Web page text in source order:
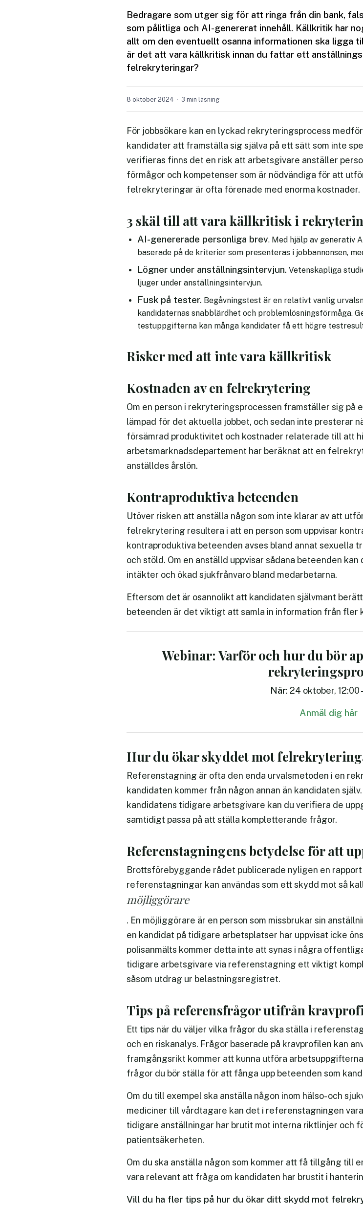
Bedragare som utger sig för att ringa från din bank,
som pålitliga och AI-genererat innehåll. Källkritik har
allt om den eventuellt osanna informationen ska
är det att vara källkritisk innan du fattar ett
felrekryteringar?
8 oktober 2024 3 min läsning
För jobbsökare kan en lyckad rekryteringsprocess
kandidater att framställa sig själva på ett sätt som inte
verifieras finns det en risk att arbetsgivare anställer
förmågor och kompetenser som är nödvändiga för att
felrekryteringar är ofta förenade med enorma kostnader.
3 skäl till att vara källkritisk i
AI-genererade personliga brev. Med hjälp av generativ
baserade på de kriterier som presenteras i jobbannonsen,
Lögner under anställningsintervjun. Vetenskapliga
ljuger under anställningsintervjun.
Fusk på tester. Begåvningstest är en relativt vanlig
kandidaternas snabblärdhet och problemlösningsförmåga.
testuppgifterna kan många kandidater få ett högre
Risker med att inte vara källkritisk
Kostnaden av en felrekrytering
Om en person i rekryteringsprocessen framställer sig på
lämpad för det aktuella jobbet, och sedan inte presterar
försämrad produktivitet och kostnader relaterade till att
arbetsmarknadsdepartement har beräknat att en
anställdes årslön.
Kontraproduktiva beteenden
Utöver risken att anställa någon som inte klarar av att
felrekrytering resultera i att en person som uppvisar
kontraproduktiva beteenden avses bland annat sexuella
och stöld. Om en anställd uppvisar sådana beteenden
intäkter och ökad sjukfrånvaro bland medarbetarna.
Eftersom det är osannolikt att kandidaten självmant
beteenden är det viktigt att samla in information från fler
Webinar: Varför och hur du bör
När: 24 oktober, 12:00
Anmäl dig här
Hur du ökar skyddet mot
Referenstagning är ofta den enda urvalsmetoden i en
kandidaten kommer från någon annan än kandidaten
kandidatens tidigare arbetsgivare kan du verifiera de
samtidigt passa på att ställa kompletterande frågor.
Referenstagningens betydelse för att
Brottsförebyggande rådet publicerade nyligen en
referenstagningar kan användas som ett skydd mot så
möjliggörare
. En möjliggörare är en person som missbrukar sin
en kandidat på tidigare arbetsplatser har uppvisat icke
polisanmälts kommer detta inte att synas i några
tidigare arbetsgivare via referenstagning ett viktigt
såsom utdrag ur belastningsregistret.
Tips på referensfrågor utifrån
Ett tips när du väljer vilka frågor du ska ställa i
och en riskanalys. Frågor baserade på kravprofilen kan
framgångsrikt kommer att kunna utföra
frågor du bör ställa för att fånga upp beteenden som
Om du till exempel ska anställa någon inom hälso- och
mediciner till vårdtagare kan det i referenstagningen
tidigare anställningar har brutit mot interna riktlinjer och
patientsäkerheten.
Om du ska anställa någon som kommer att få tillgång till
vara relevant att fråga om kandidaten har brustit i
Vill du ha fler tips på hur du ökar ditt skydd mot